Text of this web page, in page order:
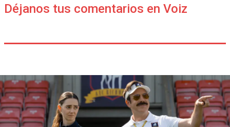
Déjanos tus comentarios en Voiz